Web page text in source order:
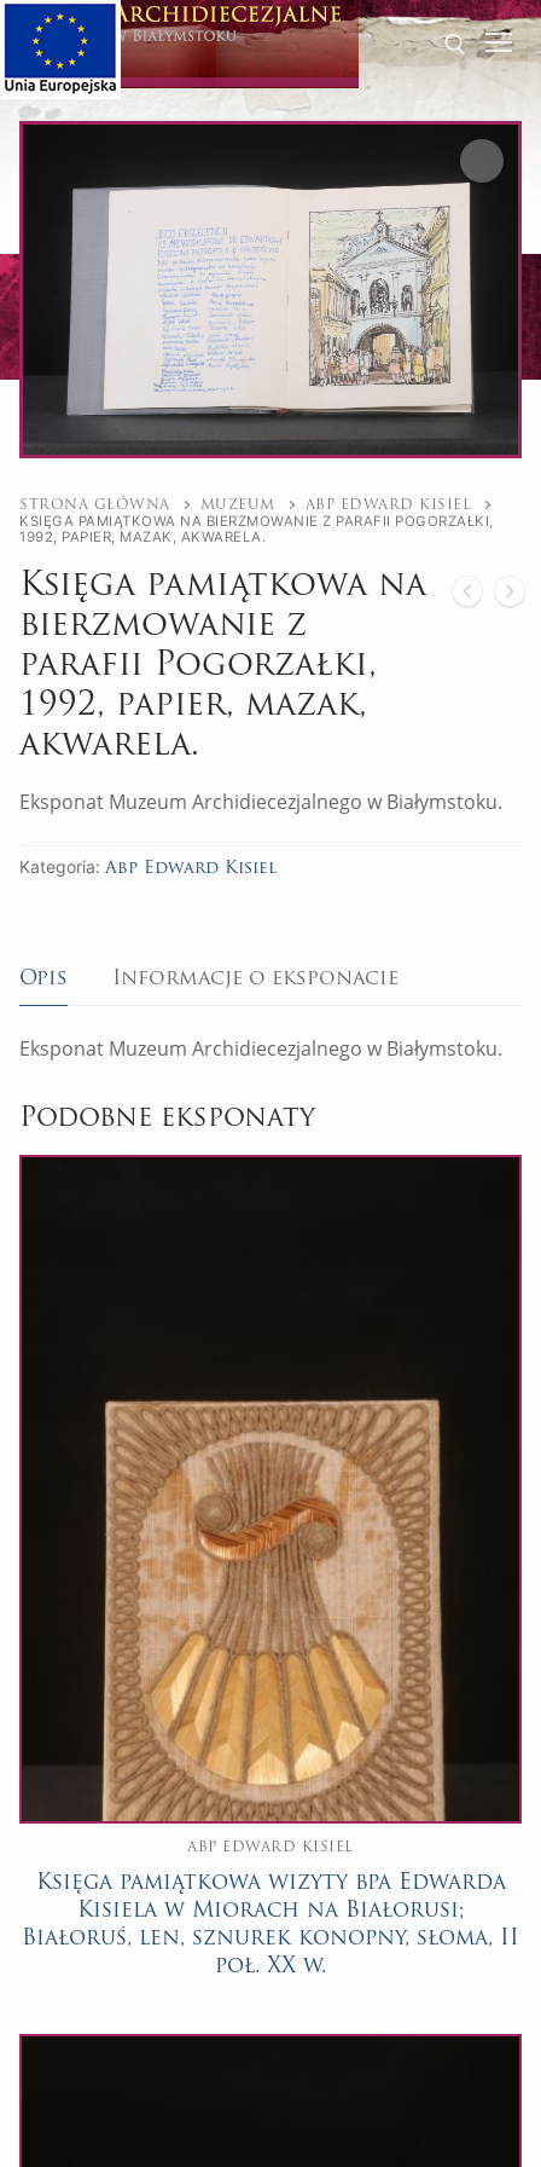
Przeskocz
treści
STRONA GŁÓWNA MUZEUM ABP EDWARD KISIEL
KSIĘGA PAMIĄTKOWA NA BIERZMOWANIE Z PARAFII POGORZAŁKI,
1992, PAPIER, MAZAK, AKWARELA.
Księga pamiątkowa na
bierzmowanie z
parafii Pogorzałki,
1992, papier, mazak,
akwarela.
Eksponat Muzeum Archidiecezjalnego w Białymstoku.
Kategoria: Abp Edward Kisiel
Opis Informacje o eksponacie
Eksponat Muzeum Archidiecezjalnego w Białymstoku.
Podobne eksponaty
ABP EDWARD KISIEL
Księga pamiątkowa wizyty bpa Edwarda
Kisiela w Miorach na Białorusi;
Białoruś, len, sznurek konopny, słoma, II
poł. XX w.